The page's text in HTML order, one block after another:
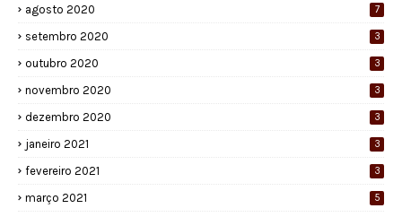
agosto 2020 7
setembro 2020 3
outubro 2020 3
novembro 2020 3
dezembro 2020 3
janeiro 2021 3
fevereiro 2021 3
março 2021 5